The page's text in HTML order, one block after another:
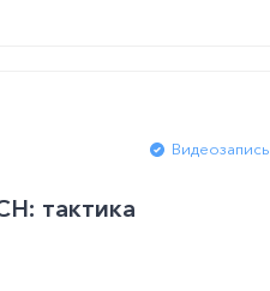
Видеозапись
тактика